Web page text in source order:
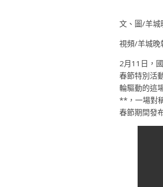
文、圖/羊城
視頻/羊城晚
2月11日，
春節特別活
輪驅動的這
**，一場對
春節期間發